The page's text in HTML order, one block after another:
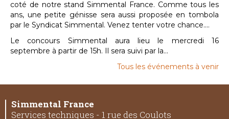
coté de notre stand Simmental France. Comme tous les
ans, une petite génisse sera aussi proposée en tombola
par le Syndicat Simmental. Venez tenter votre chance....
Le concours Simmental aura lieu le mercredi 16
septembre à partir de 15h. Il sera suivi par la...
Tous les événements à venir
Simmental France
Services techniques - 1 rue des Coulots